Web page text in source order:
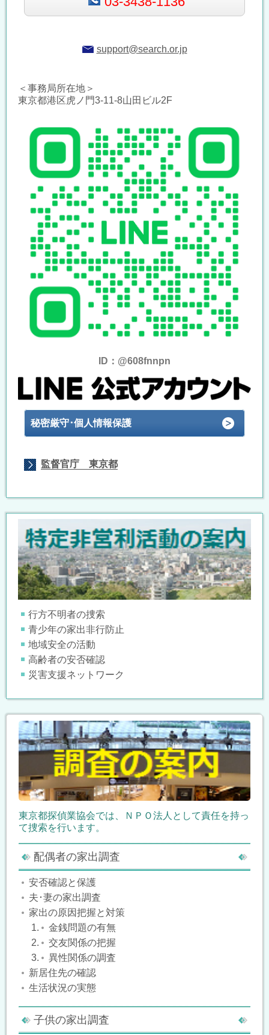
support@search.or.jp
＜事務局所在地＞
東京都港区虎ノ門3-11-8山田ビル2F
ID：@608fnnpn
秘密厳守･個人情報保護
監督官庁 東京都
行方不明者の捜索
青少年の家出非行防止
地域安全の活動
高齢者の安否確認
災害支援ネットワーク
東京都探偵業協会では、ＮＰＯ法人として責任を持っ
て捜索を行います。
配偶者の家出調査
安否確認と保護
夫･妻の家出調査
家出の原因把握と対策
金銭問題の有無
交友関係の把握
異性関係の調査
新居住先の確認
生活状況の実態
子供の家出調査